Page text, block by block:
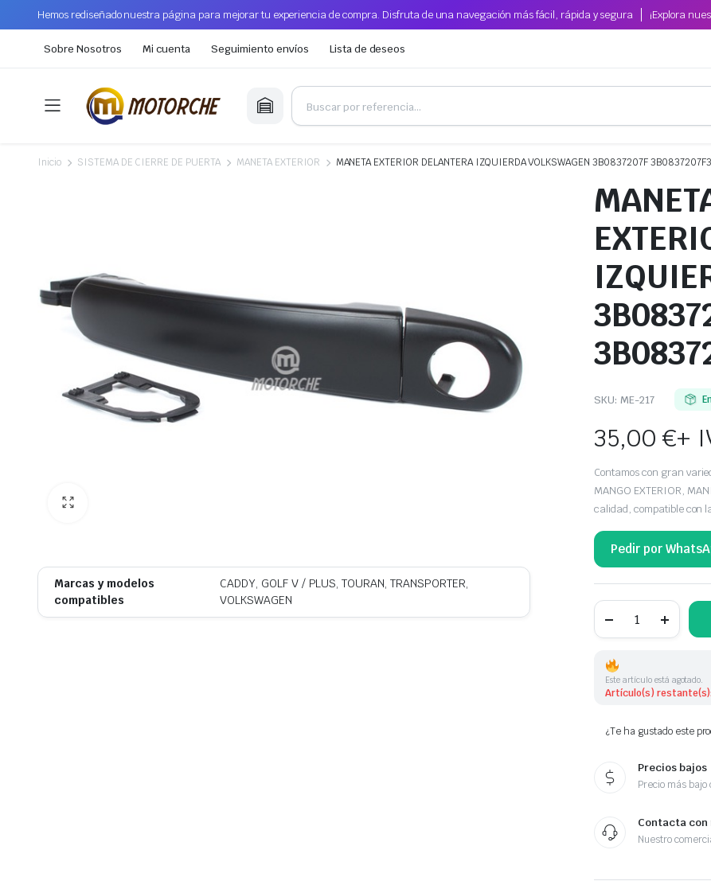
Hemos rediseñado nuestra página para mejorar tu experiencia de compra. Disfruta de una navegación más fácil, rápida y segura ¡Explora
Sobre Nosotros Mi cuenta Seguimiento envíos Lista de deseos
Inicio SISTEMA DE CIERRE DE PUERTA MANETA EXTERIOR MANETA EXTERIOR DELANTERA IZQUIERDA VOLKSWAGEN 3B0837207F
Marcas y modelos
compatibles
CADDY, GOLF V / PLUS, TOURAN, TRANSPORTER,
VOLKSWAGEN
SKU: ME-217
35,00€+
Contamos con gran
MANGO EXTERIOR,
calidad, compatible con
Pedir por
EXTERIOR
3B0837207F3B0837
cantidad
Este artículo está agotado.
Artículo(s)
¿Te ha gustado este
Precios bajos
Precio más bajo
Contacta
Nuestro